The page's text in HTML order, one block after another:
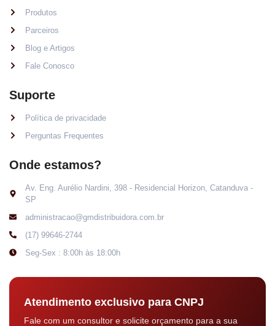
Produtos
Parceiros
Blog e Artigos
Fale Conosco
Suporte
Política de privacidade
Perguntas Frequentes
Onde estamos?
Av. Eng. Aurélio Nardini, 398 - Residencial Horizon, Catanduva -
SP
administracao@gmdistribuidora.com.br
(17) 99646-2744
Seg-Sex : 8:00h às 18:00h
Atendimento exclusivo para CNPJ
Fale com um consultor e solicite orçamento para a sua